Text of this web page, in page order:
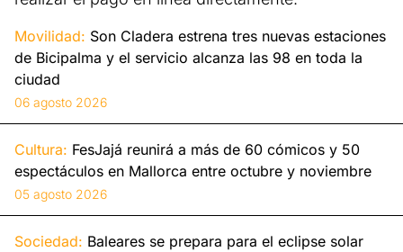
Movilidad: Son Cladera estrena tres nuevas estaciones
de Bicipalma y el servicio alcanza las 98 en toda la
ciudad
06 agosto 2026
Cultura: FesJajá reunirá a más de 60 cómicos y 50
espectáculos en Mallorca entre octubre y noviembre
05 agosto 2026
Sociedad: Baleares se prepara para el eclipse solar